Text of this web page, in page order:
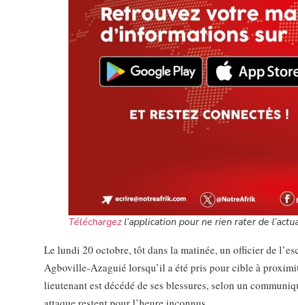
Téléchargezl’application pour ne rien rater de
Le lundi 20 octobre, tôt dans la matinée, un officier de
Agboville-Azaguié lorsqu’il a été pris pour cible à
lieutenant est décédé de ses blessures, selon un